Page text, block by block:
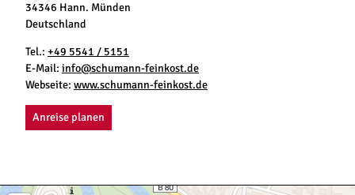
34346 Hann. Münden
Deutschland
Tel.: +49 5541 / 5151
E-Mail: info@schumann-feinkost.de
Webseite: www.schumann-feinkost.de
Anreise planen